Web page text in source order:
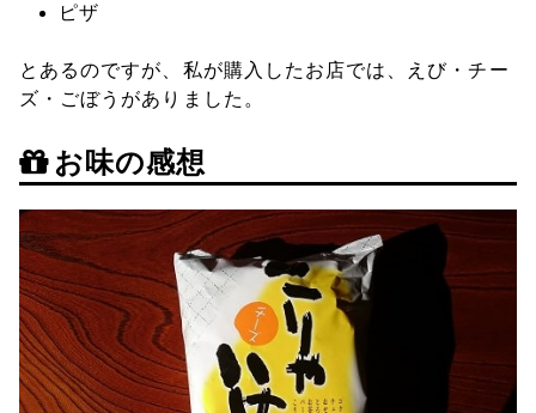
ピザ
とあるのですが、私が購入したお店では、えび・チー
ズ・ごぼうがありました。
お味の感想